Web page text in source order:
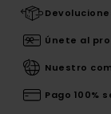
Únete al
Nuestro
Pago 100%